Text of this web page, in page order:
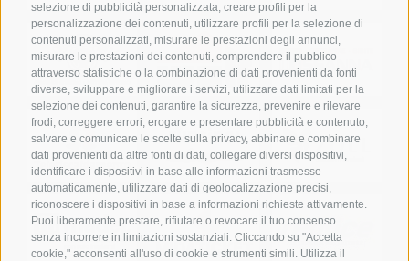
selezione di pubblicità personalizzata, creare profili per la
personalizzazione dei contenuti, utilizzare profili per la selezione di
contenuti personalizzati, misurare le prestazioni degli annunci,
misurare le prestazioni dei contenuti, comprendere il pubblico
attraverso statistiche o la combinazione di dati provenienti da fonti
diverse, sviluppare e migliorare i servizi, utilizzare dati limitati per la
selezione dei contenuti, garantire la sicurezza, prevenire e rilevare
frodi, correggere errori, erogare e presentare pubblicità e contenuto,
salvare e comunicare le scelte sulla privacy, abbinare e combinare
dati provenienti da altre fonti di dati, collegare diversi dispositivi,
identificare i dispositivi in base alle informazioni trasmesse
automaticamente, utilizzare dati di geolocalizzazione precisi,
riconoscere i dispositivi in base a informazioni richieste attivamente.
Puoi liberamente prestare, rifiutare o revocare il tuo consenso
senza incorrere in limitazioni sostanziali. Cliccando su "Accetta
cookie," acconsenti all'uso di cookie e strumenti simili. Utilizza il